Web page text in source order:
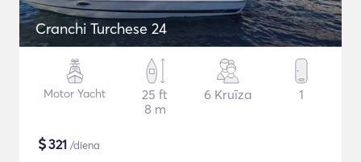
Cranchi Turchese 24
Motor Yacht
25 ft
8 m
6 Kruīza 1
$321 /diena